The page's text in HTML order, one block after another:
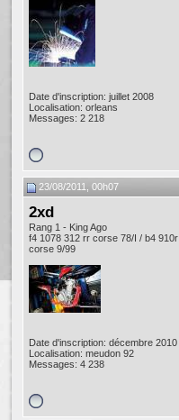
Date d'inscription: juillet 2008
Localisation: orleans
Messages: 2 218
23/08/2011, 00h07
2xd
Rang 1 - King Ago
f4 1078 312 rr corse 78/I / b4 910r
corse 9/99
Date d'inscription: décembre 2010
Localisation: meudon 92
Messages: 4 238